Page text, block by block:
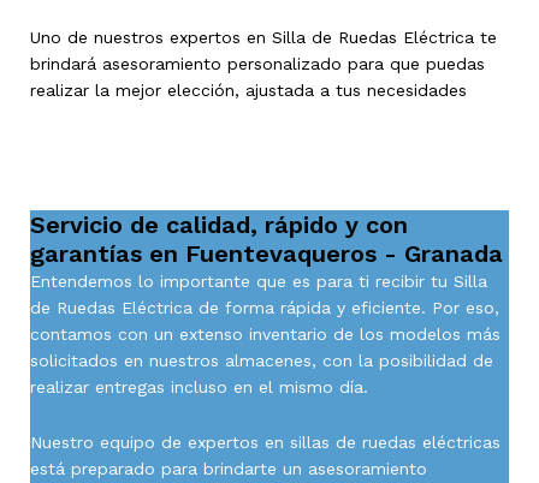
Uno de nuestros expertos en Silla de Ruedas Eléctrica te
brindará asesoramiento personalizado para que puedas
realizar la mejor elección, ajustada a tus necesidades
Servicio de calidad, rápido y con
garantías en Fuentevaqueros - Granada
Entendemos lo importante que es para ti recibir tu Silla
de Ruedas Eléctrica de forma rápida y eficiente. Por eso,
contamos con un extenso inventario de los modelos más
solicitados en nuestros almacenes, con la posibilidad de
realizar entregas incluso en el mismo día.
Nuestro equipo de expertos en sillas de ruedas eléctricas
está preparado para brindarte un asesoramiento